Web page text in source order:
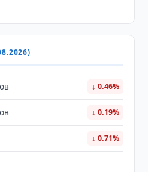
↓ 0.46%
↓ 0.19%
↓ 0.71%